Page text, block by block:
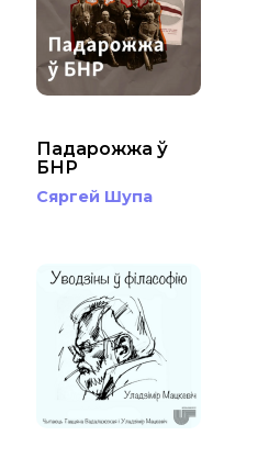
Падарожжа ў
БНР
Сяргей Шупа